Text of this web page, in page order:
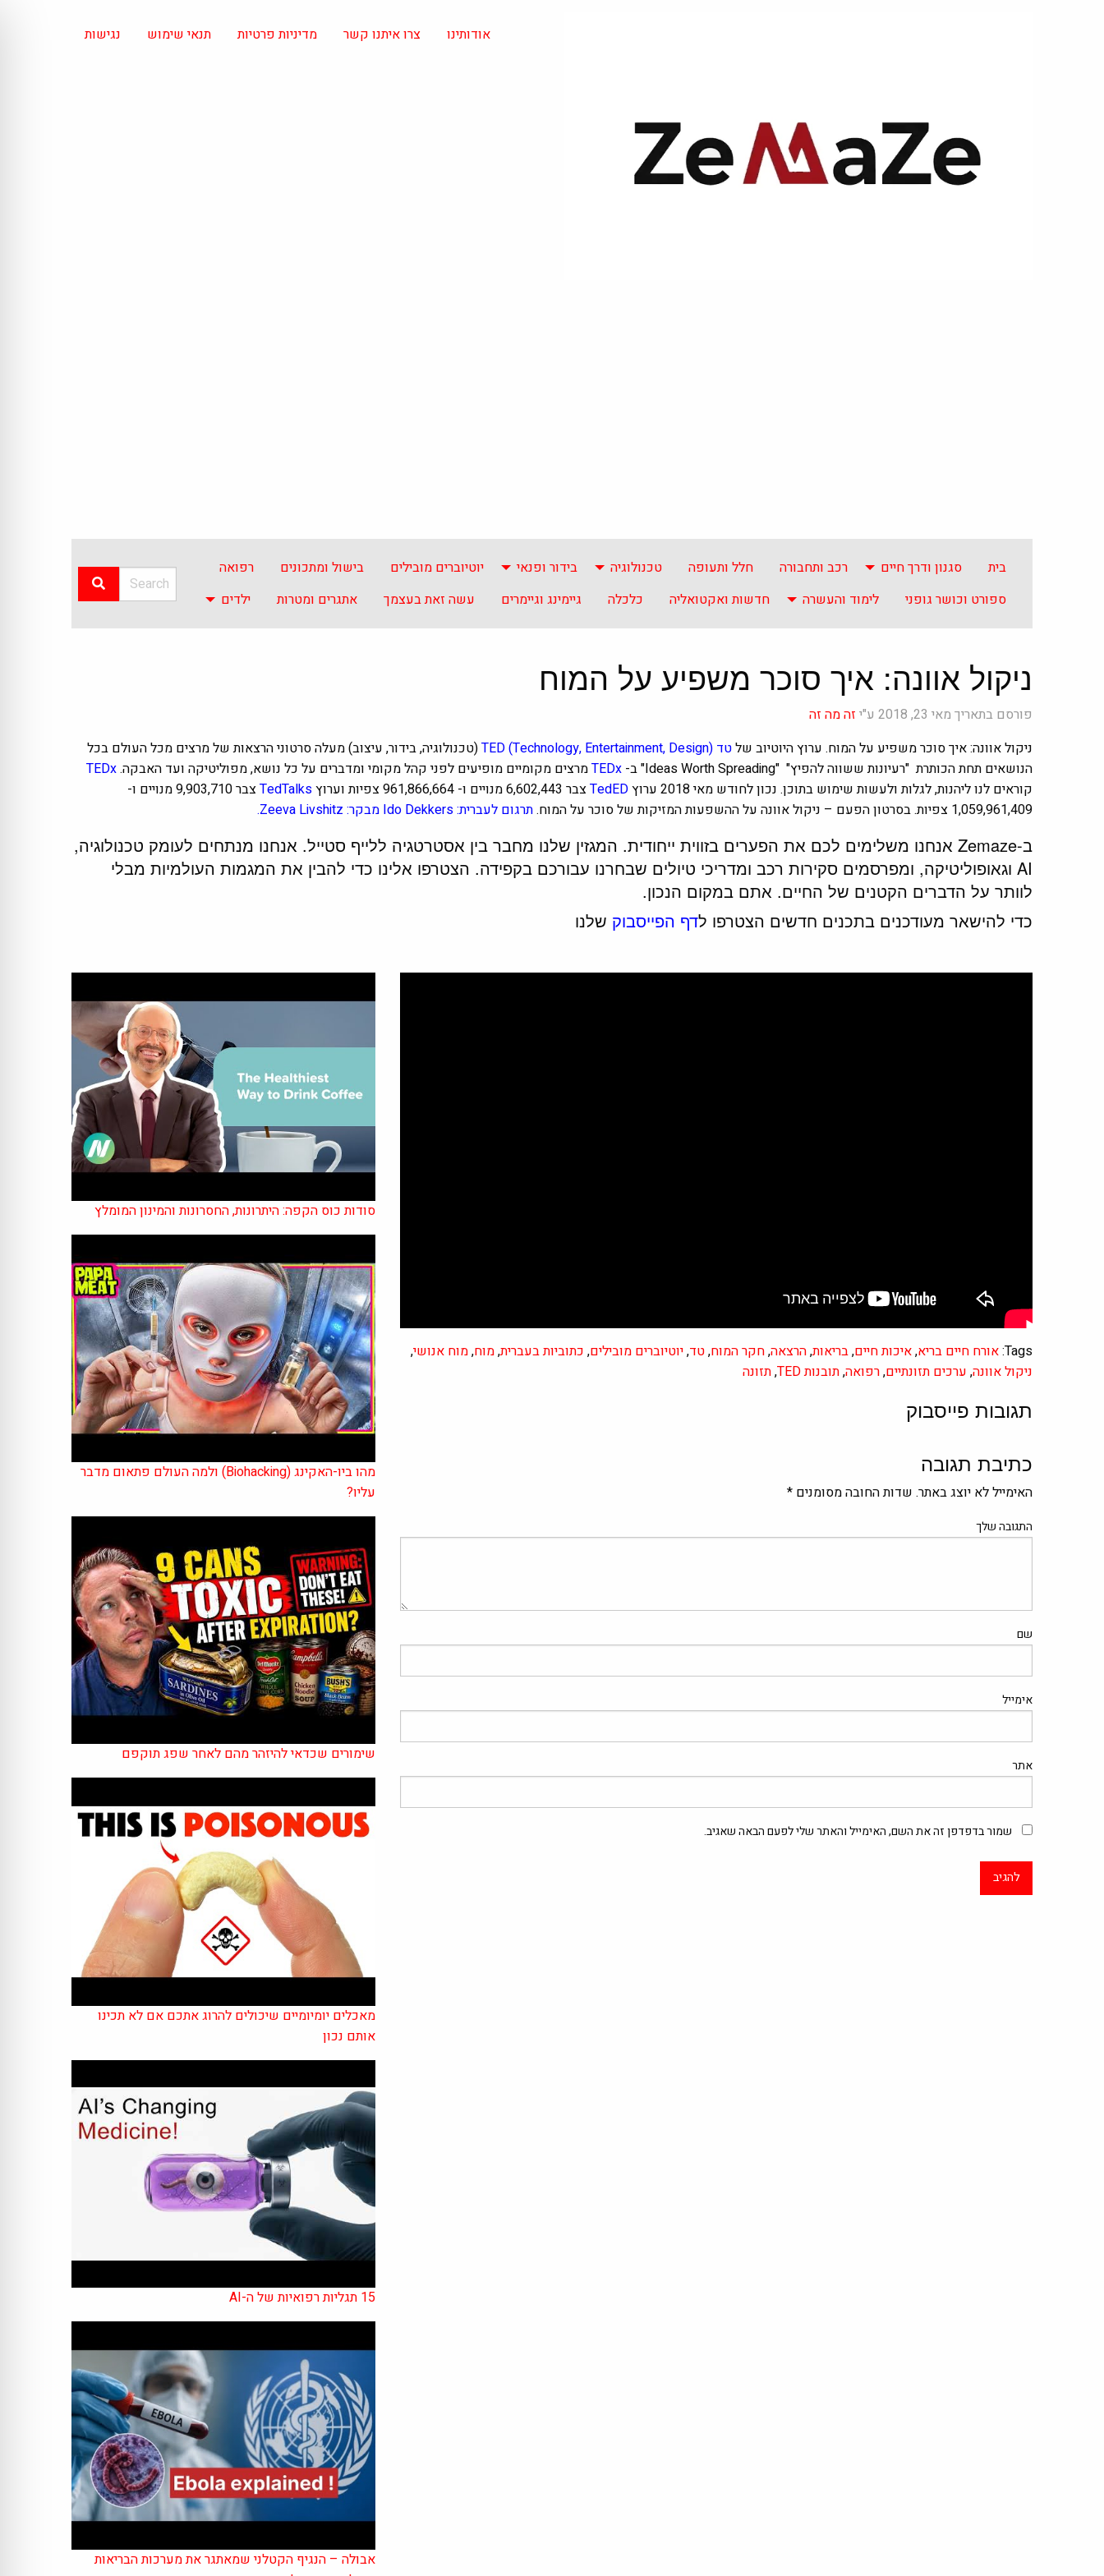
אודותינו צרו איתנו קשר מדיניות פרטיות תנאי שימוש נגישות
בית סגנון ודרך חיים רכב ותחבורה חלל ותעופה טכנולוגיה בידור ופנאי יוטיוברים מובילים בישול ומתכונים
רפואה
ספורט וכושר גופני
לימוד והעשרה חדשות ואקטואליה כלכלה גיימינג וגיימרים עשה זאת בעצמך אתגרים ומטרות ילדים
ניקול אוונה: איך סוכר משפיע על המוח
פורסם בתאריך מאי 23, 2018 ע"י
זה מה זה
ניקול אוונה: איך סוכר משפיע על המוח. ערוץ היוטיוב שלטד (TED (Technology, Entertainment, Design
(טכנולוגיה, בידור, עיצוב) מעלה סרטוני הרצאות של מרצים מכל העולם בכל
הנושאים תחת הכותרת "רעיונות ששווה להפיץ" "Ideas Worth Spreading" ב- TEDxמרצים מקומיים מופיעים לפני קהל מקומי ומדברים על כל נושא, מפוליטיקה ועד האבקה.
קוראים לנו ליהנות, לגלות ולעשות שימוש בתוכן. נכון לחודש מאי 2018 ערוץ
TedEDצבר 6,602,443 מנויים ו- 961,866,664 צפיות וערוץ TedTalks
צבר 9,903,710 מנויים ו-
1,059,961,409 צפיות. בסרטון הפעם – ניקול אוונה על ההשפעות המזיקות של סוכר על המוח.
תרגום לעברית: Ido Dekkers מבקר: Zeeva Livshitz.
ב-Zemaze אנחנו משלימים לכם את הפערים בזווית ייחודית. המגזין שלנו מחבר בין אסטרטגיה ללייף סטייל. אנחנו מנתחים לעומק טכנולוגיה,
AI וגאופוליטיקה, ומפרסמים סקירות רכב ומדריכי טיולים שבחרנו עבורכם בקפידה. הצטרפו אלינו כדי להבין את המגמות העולמיות מבלי
לוותר על הדברים הקטנים של החיים. אתם במקום הנכון.
כדי להישאר מעודכנים בתכנים חדשים הצטרפו לדף הפייסבוק שלנו
Tags: אורח חיים בריא,איכות חיים,בריאות,הרצאה,חקר המוח,טד,יוטיוברים מובילים, כתוביות בעברית,מוח,מוח אנושי,
ניקול אוונה, ערכים תזונתיים,רפואה,תובנות TED ,תזונה
תגובות פייסבוק
כתיבת תגובה
האימייל לא יוצג באתר. שדות החובה מסומנים *
התגובה שלך
שם
אימייל
אתר
שמור בדפדפן זה את השם, האימייל והאתר שלי לפעם הבאה שאגיב.
סודות כוס הקפה: היתרונות, החסרונות והמינון המומלץ
מהו ביו-האקינג (Biohacking) ולמה העולם פתאום מדבר
עליו?
שימורים שכדאי להיזהר מהם לאחר שפג תוקפם
מאכלים יומיומיים שיכולים להרוג אתכם אם לא תכינו
אותם נכון
15 תגליות רפואיות של ה-AI
אבולה – הנגיף הקטלני שמאתגר את מערכות הבריאות